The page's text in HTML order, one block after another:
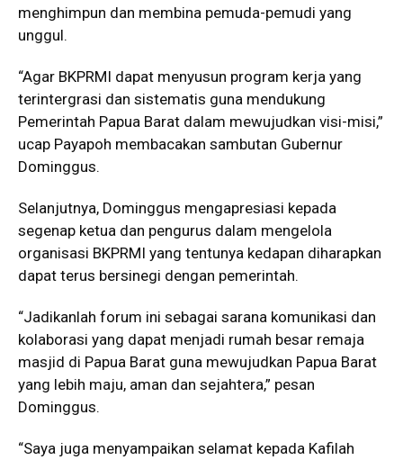
menghimpun dan membina pemuda-pemudi yang
unggul.
“Agar BKPRMI dapat menyusun program kerja yang
terintergrasi dan sistematis guna mendukung
Pemerintah Papua Barat dalam mewujudkan visi-misi,”
ucap Payapoh membacakan sambutan Gubernur
Dominggus.
Selanjutnya, Dominggus mengapresiasi kepada
segenap ketua dan pengurus dalam mengelola
organisasi BKPRMI yang tentunya kedapan diharapkan
dapat terus bersinegi dengan pemerintah.
“Jadikanlah forum ini sebagai sarana komunikasi dan
kolaborasi yang dapat menjadi rumah besar remaja
masjid di Papua Barat guna mewujudkan Papua Barat
yang lebih maju, aman dan sejahtera,” pesan
Dominggus.
“Saya juga menyampaikan selamat kepada Kafilah